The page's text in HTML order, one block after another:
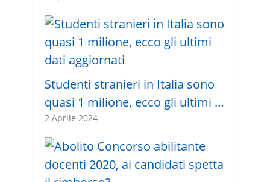
Studenti stranieri in Italia sono
quasi 1 milione, ecco gli ultimi …
2 Aprile 2024